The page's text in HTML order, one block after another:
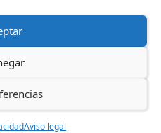
Aviso legal
en el proyecto común
de Plena inclusión
voluntarios)
el conocimiento científico